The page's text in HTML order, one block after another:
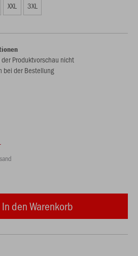
XXL 3XL
Produktvorschau nicht
bei der Bestellung
In den Warenkorb